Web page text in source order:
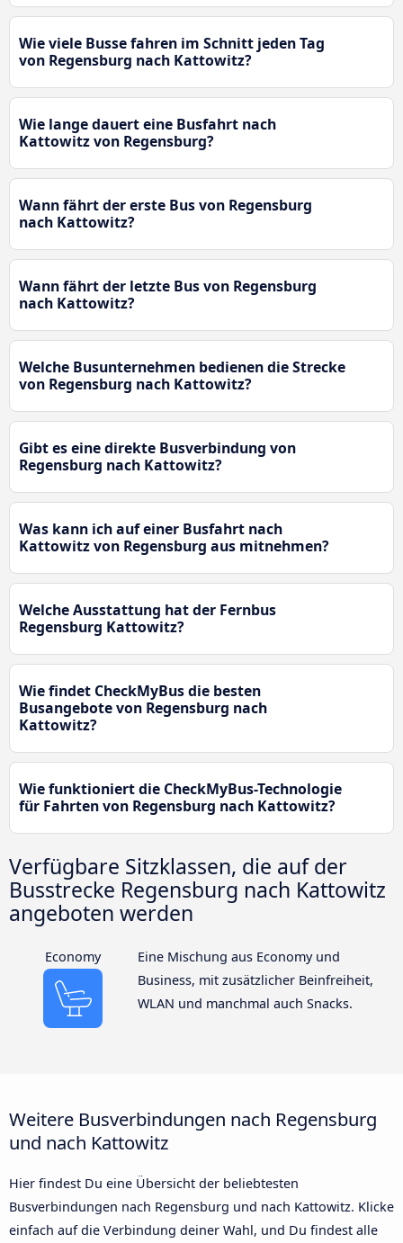
Wie viele Busse fahren im Schnitt jeden Tag
von Regensburg nach Kattowitz?
Wie lange dauert eine Busfahrt nach
Kattowitz von Regensburg?
Wann fährt der erste Bus von Regensburg
nach Kattowitz?
Wann fährt der letzte Bus von Regensburg
nach Kattowitz?
Welche Busunternehmen bedienen die Strecke
von Regensburg nach Kattowitz?
Gibt es eine direkte Busverbindung von
Regensburg nach Kattowitz?
Was kann ich auf einer Busfahrt nach
Kattowitz von Regensburg aus mitnehmen?
Welche Ausstattung hat der Fernbus
Regensburg Kattowitz?
Wie findet CheckMyBus die besten
Busangebote von Regensburg nach
Kattowitz?
Wie funktioniert die CheckMyBus-Technologie
für Fahrten von Regensburg nach Kattowitz?
Verfügbare Sitzklassen, die auf der
Busstrecke Regensburg nach Kattowitz
angeboten werden
Economy
Eine Mischung aus Economy und
Business, mit zusätzlicher Beinfreiheit,
WLAN und manchmal auch Snacks.
Weitere Busverbindungen nach Regensburg
und nach Kattowitz
Hier findest Du eine Übersicht der beliebtesten
Busverbindungen nach Regensburg und nach Kattowitz. Klicke
einfach auf die Verbindung deiner Wahl, und Du findest alle